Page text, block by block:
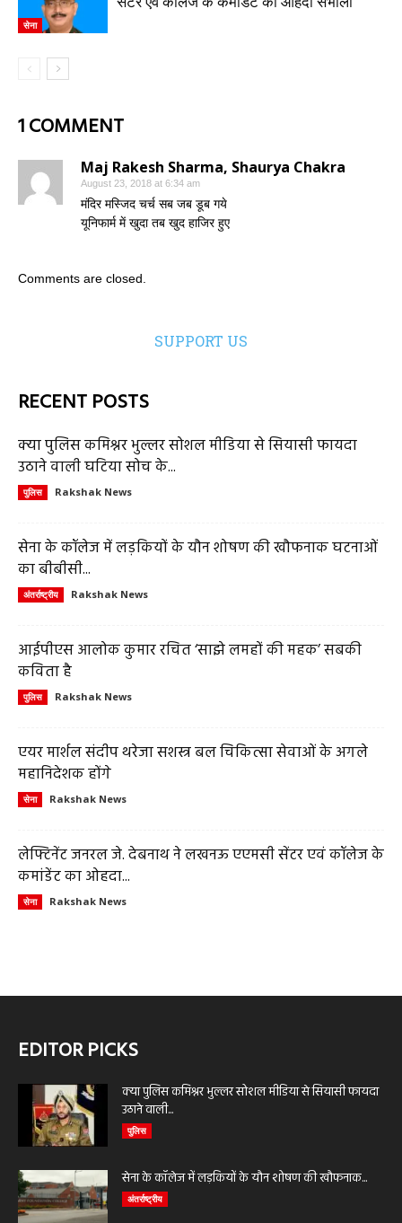
सेना
1 COMMENT
Maj Rakesh Sharma, Shaurya Chakra
August 23, 2018 at 6:34 am
मंदिर मस्जिद चर्च सब जब डूब गये
यूनिफार्म में खुदा तब खुद हाजिर हुए
Comments are closed.
SUPPORT US
RECENT POSTS
क्या पुलिस कमिश्नर भुल्लर सोशल मीडिया से सियासी फायदा
उठाने वाली घटिया सोच के...
पुलिस Rakshak News
सेना के कॉलेज में लड़कियों के यौन शोषण की खौफनाक घटनाओं
का बीबीसी...
अंतर्राष्ट्रीय Rakshak News
आईपीएस आलोक कुमार रचित ‘साझे लमहों की महक’ सबकी
कविता है
पुलिस Rakshak News
एयर मार्शल संदीप थरेजा सशस्त्र बल चिकित्सा सेवाओं के अगले
महानिदेशक होंगे
सेना Rakshak News
लेफ्टिनेंट जनरल जे. देबनाथ ने लखनऊ एएमसी सेंटर एवं कॉलेज के
कमांडेंट का ओहदा...
सेना Rakshak News
EDITOR PICKS
क्या पुलिस कमिश्नर भुल्लर सोशल मीडिया से सियासी फायदा
उठाने वाली...
पुलिस
सेना के कॉलेज में लड़कियों के यौन शोषण की खौफनाक...
अंतर्राष्ट्रीय